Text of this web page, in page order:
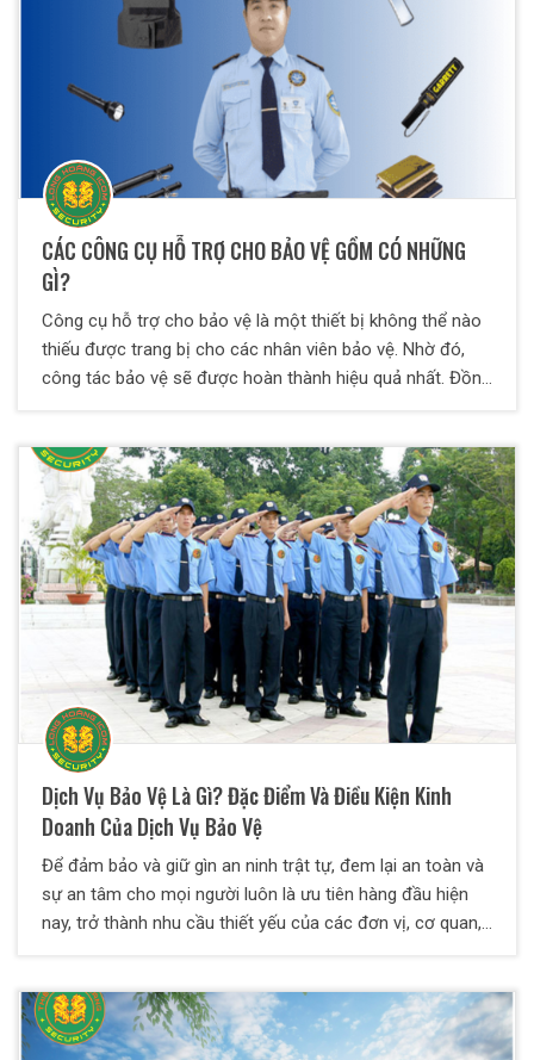
CÁC CÔNG CỤ HỖ TRỢ CHO BẢO VỆ GỒM CÓ NHỮNG
GÌ?
Công cụ hỗ trợ cho bảo vệ là một thiết bị không thể nào
thiếu được trang bị cho các nhân viên bảo vệ. Nhờ đó,
công tác bảo vệ sẽ được hoàn thành hiệu quả nhất. Đồng
bảo vệ nào cần thiết? Cách sử dụng ra sao? Hãy cùng
Bảo vệ Thiên Long Hoàng theo dõi ở bài viết dưới đây
nhé!
Dịch Vụ Bảo Vệ Là Gì? Đặc Điểm Và Điều Kiện Kinh
Doanh Của Dịch Vụ Bảo Vệ
Để đảm bảo và giữ gìn an ninh trật tự, đem lại an toàn và
sự an tâm cho mọi người luôn là ưu tiên hàng đầu hiện
nay, trở thành nhu cầu thiết yếu của các đơn vị, cơ quan,
xuất hiện một loại hình dịch vụ đó là dịch vụ bảo vệ.